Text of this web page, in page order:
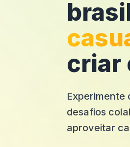
criar
Experimente
desafios
aproveitar